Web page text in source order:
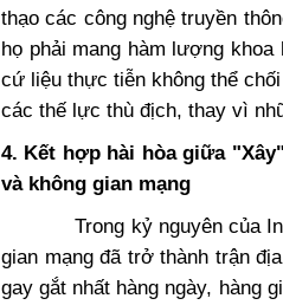
thạo các công nghệ truyền
họ phải mang hàm lượng
cứ liệu thực tiễn không thể
các thế lực thù địch, thay vì
4. Kết hợp hài hòa giữa
và không gian mạng
Trong kỷ nguyên của
gian mạng đã trở thành trận
gay gắt nhất hàng ngày, hàng